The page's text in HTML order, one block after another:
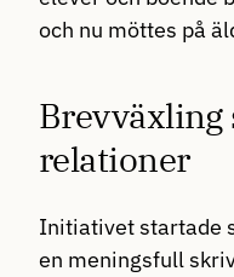
och nu möttes på
Brevväxling
relationer
Initiativet startade
en meningsfull